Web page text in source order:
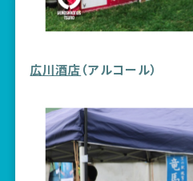
広川酒店（アルコール）